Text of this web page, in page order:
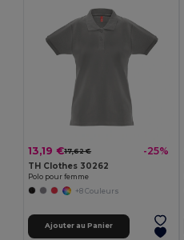
13,19 €17,62 € -25%
TH Clothes 30262
Polo pour femme
+8 Couleurs
Ajouter au Panier